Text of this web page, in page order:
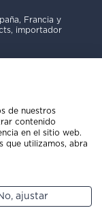
Francia y
importador
de nuestros
contenido
en el sitio web.
que utilizamos, abra
ajustar